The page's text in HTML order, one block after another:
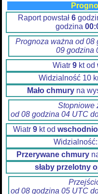
Raport powstał 6
godzina
Prognoza ważna od 08
09 godzina
Wiatr 9 kt od
Widzialność 10
Mało chmuryna
Stopniowe
od 08 godzina 04 UTC
Wiatr 9kt od
Widzialność:
Przerywane chmury
słaby przelotny
od 08 godzina 05 UTC